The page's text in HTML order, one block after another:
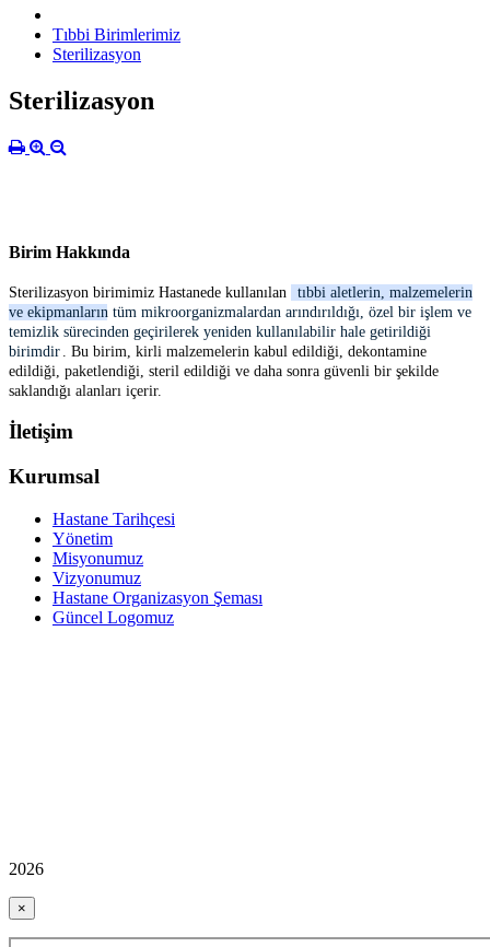
Tıbbi Birimlerimiz
Sterilizasyon
Sterilizasyon
Birim Hakkında
Sterilizasyon birimimiz Hastanede kullanılan
tıbbi aletlerin, malzemelerin
ve ekipmanların tüm mikroorganizmalardan arındırıldığı, özel bir işlem ve
temizlik sürecinden geçirilerek yeniden kullanılabilir hale getirildiği
birimdir
. Bu birim, kirli malzemelerin kabul edildiği, dekontamine
edildiği, paketlendiği, steril edildiği ve daha sonra güvenli bir şekilde
saklandığı alanları içerir.
İletişim
Kurumsal
Hastane Tarihçesi
Yönetim
Misyonumuz
Vizyonumuz
Hastane Organizasyon Şeması
Güncel Logomuz
2026
×